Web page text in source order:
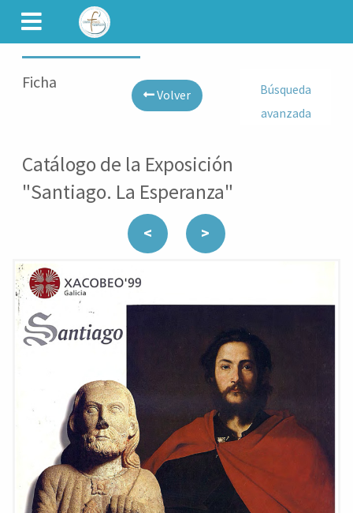
CAMINET
Ficha
Volver
Búsqueda
avanzada
Catálogo de la Exposición
"Santiago. La Esperanza"
< >